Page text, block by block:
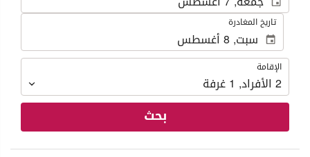
تاريخ المغادرة
الإقامة
الإقامة
2 الأفراد,
1غرفة
بحث